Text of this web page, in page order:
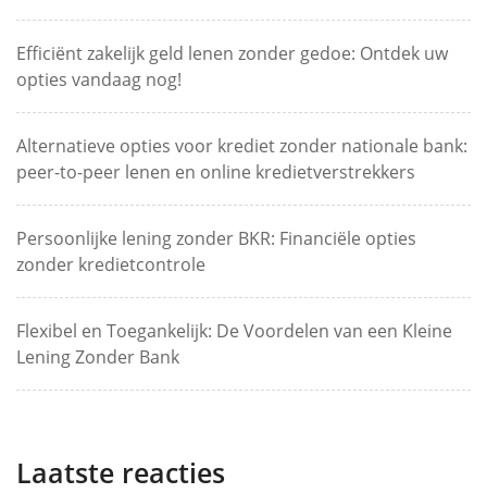
Efficiënt zakelijk geld lenen zonder gedoe: Ontdek uw
opties vandaag nog!
Alternatieve opties voor krediet zonder nationale bank:
peer-to-peer lenen en online kredietverstrekkers
Persoonlijke lening zonder BKR: Financiële opties
zonder kredietcontrole
Flexibel en Toegankelijk: De Voordelen van een Kleine
Lening Zonder Bank
Laatste reacties